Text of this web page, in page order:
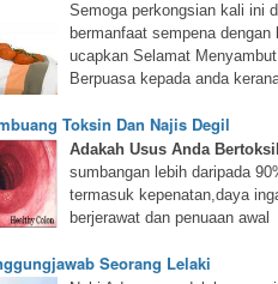
Semoga perkongsian kali ini
bermanfaat sempena
ucapkan Selamat
Berpuasa kepada anda
Toksin Dan Najis Degil
Adakah Usus Anda
sumbangan lebih daripada
termasuk kepenatan,daya
berjerawat dan penuaan awal
Seorang Lelaki